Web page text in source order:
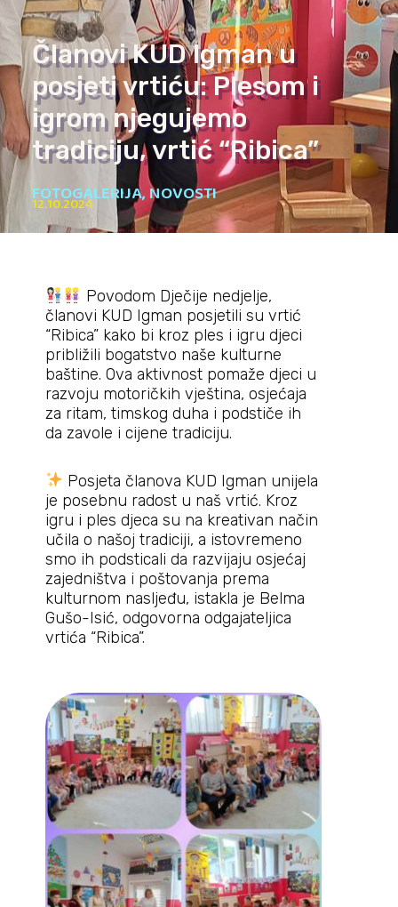
Članovi KUD Igman u
posjeti vrtiću: Plesom i
igrom njegujemo
tradiciju, vrtić “Ribica”
FOTOGALERIJA,NOVOSTI
12.10.2024
Povodom Dječije nedjelje,
članovi KUD Igman posjetili su vrtić
“Ribica” kako bi kroz ples i igru djeci
približili bogatstvo naše kulturne
baštine. Ova aktivnost pomaže djeci u
razvoju motoričkih vještina, osjećaja
za ritam, timskog duha i podstiče ih
da zavole i cijene tradiciju.
Posjeta članova KUD Igman unijela
je posebnu radost u naš vrtić. Kroz
igru i ples djeca su na kreativan način
učila o našoj tradiciji, a istovremeno
smo ih podsticali da razvijaju osjećaj
zajedništva i poštovanja prema
kulturnom nasljeđu, istakla je Belma
Gušo-Isić, odgovorna odgajateljica
vrtića “Ribica”.